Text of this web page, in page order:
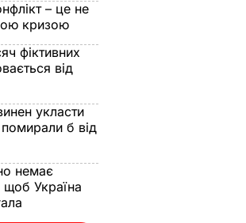
– це не
кризою
фіктивних
від
укласти
б від
немає
Україна